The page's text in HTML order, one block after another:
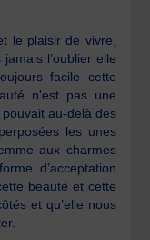
le plaisir de vivre,
l’oublier elle
facile cette
n’est pas une
pouvait au-delà des
les unes
aux charmes
d’acceptation
beauté et cette
et qu’elle nous